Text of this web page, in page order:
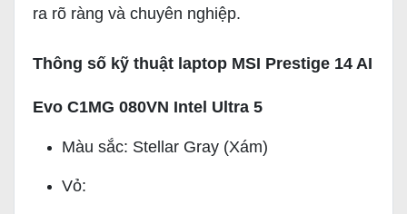
ra rõ ràng và chuyên nghiệp.
Thông số kỹ thuật laptop MSI Prestige 14 AI
Evo C1MG 080VN Intel Ultra 5
Màu sắc: Stellar Gray (Xám)
Vỏ: